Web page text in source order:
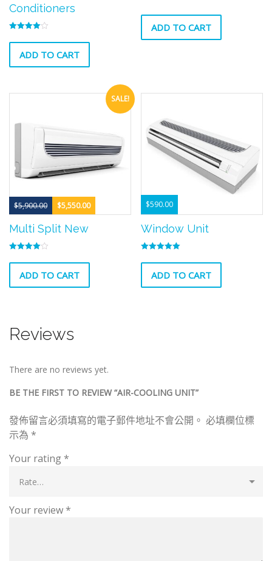
Conditioners
4.00
out of 5
ADD TO CART
ADD TO CART
SALE!
$5,900.00 $5,550.00
Multi Split New
4.00
out of 5
ADD TO CART
$590.00
Window Unit
5.00
out of 5
ADD TO CART
Reviews
There are no reviews yet.
BE THE FIRST TO REVIEW “AIR-COOLING UNIT”
發佈留言必須填寫的電子郵件地址不會公開。 必填欄位標
示為 *
Your rating*
Your review*